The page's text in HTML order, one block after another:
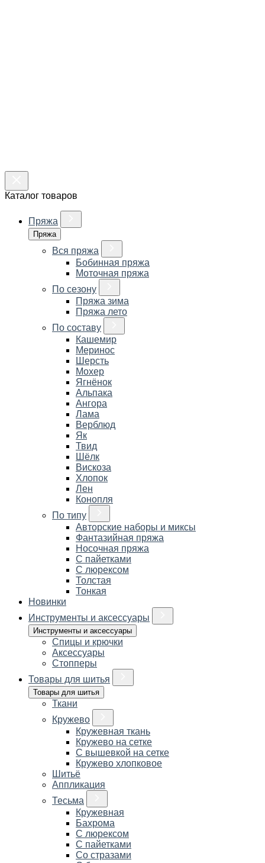
Каталог товаров
Пряжа
Пряжа
Вся пряжа
Бобинная пряжа
Моточная пряжа
По сезону
Пряжа зима
Пряжа лето
По составу
Кашемир
Меринос
Шерсть
Мохер
Ягнёнок
Альпака
Ангора
Лама
Верблюд
Як
Твид
Шёлк
Вискоза
Хлопок
Лен
Конопля
По типу
Авторские наборы и миксы
Фантазийная пряжа
Носочная пряжа
С пайетками
С люрексом
Толстая
Тонкая
Новинки
Инструменты и аксессуары
Инструменты и аксессуары
Спицы и крючки
Аксессуары
Стопперы
Товары для шитья
Товары для шитья
Ткани
Кружево
Кружевная ткань
Кружево на сетке
С вышевкой на сетке
Кружево хлопковое
Шитьё
Аппликация
Тесьма
Кружевная
Бахрома
С люрексом
С пайетками
Со стразами